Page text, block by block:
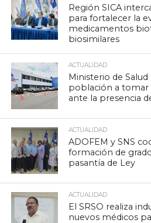
Región SICA
para fortalecer la
medicamentos
biosimilares
ACTUALIDAD
Ministerio de
población a tomar
ante la presencia
ACTUALIDAD
ADOFEM y SNS
formación de
pasantía de Ley
ACTUALIDAD
El SRSO realiza
nuevos médicos